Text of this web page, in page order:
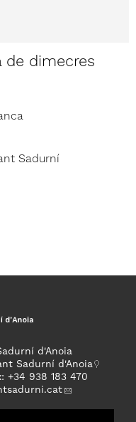
de dimecres
Sadurní
d'Anoia
Sadurní d'Anoia
+34 938 183 470